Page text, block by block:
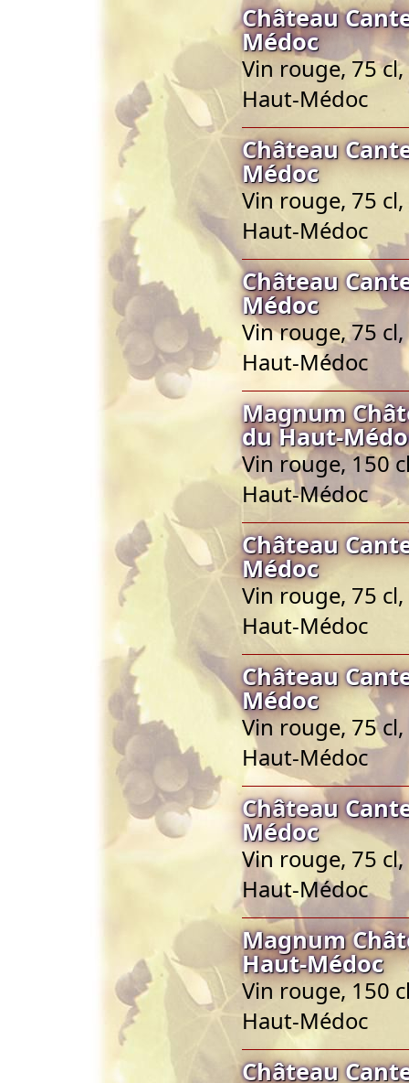
Château
Médoc
Vin rouge, 75
Haut-Médoc
Château
Médoc
Vin rouge, 75
Haut-Médoc
Château
Médoc
Vin rouge, 75
Haut-Médoc
Magnum
du Haut-
Vin rouge, 150
Haut-Médoc
Château
Médoc
Vin rouge, 75
Haut-Médoc
Château
Médoc
Vin rouge, 75
Haut-Médoc
Château
Médoc
Vin rouge, 75
Haut-Médoc
Magnum
Haut-Médoc
Vin rouge, 150
Haut-Médoc
Château